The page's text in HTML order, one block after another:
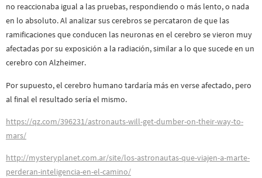
no reaccionaba igual a las pruebas, respondiendo o más lento, o nada
en lo absoluto. Al analizar sus cerebros se percataron de que las
ramificaciones que conducen las neuronas en el cerebro se vieron muy
afectadas por su exposición a la radiación, similar a lo que sucede en un
cerebro con Alzheimer.
Por supuesto, el cerebro humano tardaría más en verse afectado, pero
al final el resultado sería el mismo.
https://qz.com/396231/astronauts-will-get-dumber-on-their-way-to-
mars/
http://mysteryplanet.com.ar/site/los-astronautas-que-viajen-a-marte-
perderan-inteligencia-en-el-camino/